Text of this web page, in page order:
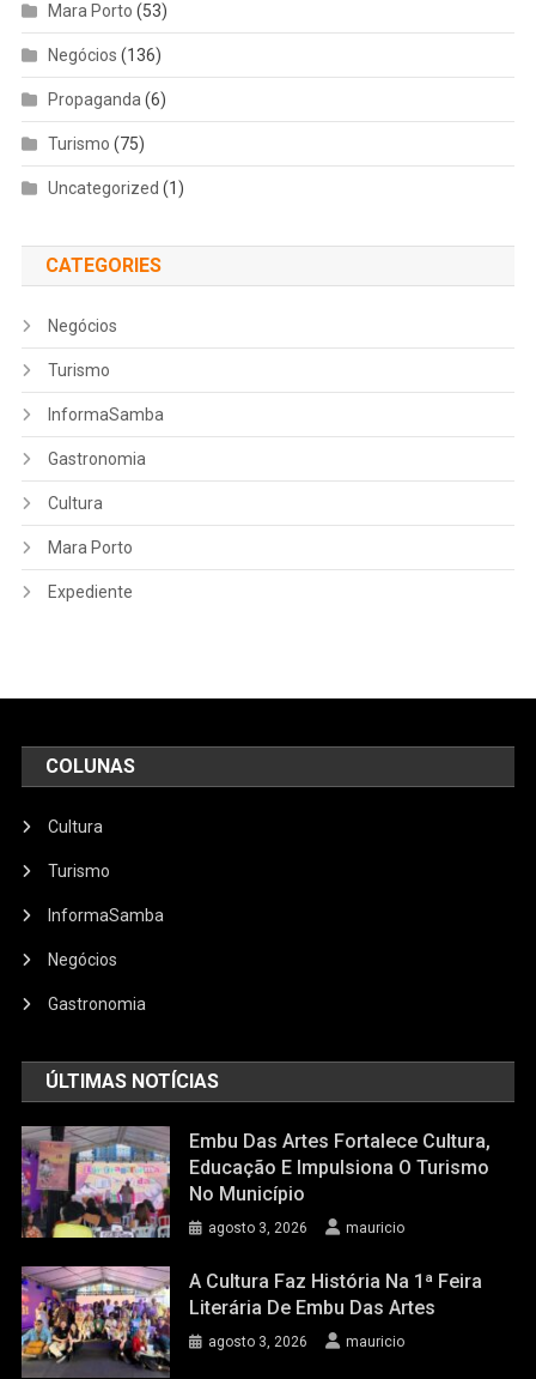
Mara Porto (53)
Negócios (136)
Propaganda (6)
Turismo (75)
Uncategorized (1)
CATEGORIES
Negócios
Turismo
InformaSamba
Gastronomia
Cultura
Mara Porto
Expediente
COLUNAS
Cultura
Turismo
InformaSamba
Negócios
Gastronomia
ÚLTIMAS NOTÍCIAS
Embu Das Artes Fortalece Cultura,
Educação E Impulsiona O Turismo
No Município
agosto 3, 2026 mauricio
A Cultura Faz História Na 1ª Feira
Literária De Embu Das Artes
agosto 3, 2026 mauricio